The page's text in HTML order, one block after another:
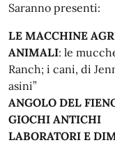
Saranno presenti:
LE MACCHINE
ANIMALI: le
Ranch; i cani, di
asini”
ANGOLO DEL
GIOCHI ANTICHI
LABORATORI E